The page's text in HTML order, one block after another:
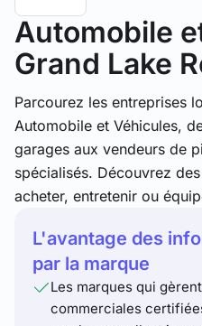
Automobile
Grand Lake
Parcourez les entreprises
Automobile et Véhicules,
garages aux vendeurs de
spécialisés. Découvrez
acheter, entretenir ou
L'avantage des
par la marque
Les marques qui
commerciales